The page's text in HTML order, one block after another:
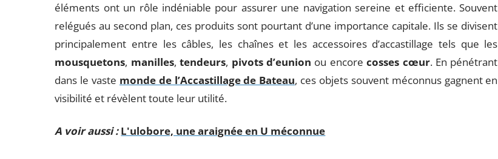
éléments ont un rôle indéniable pour assurer une navigation sereine et efficiente. Souvent
relégués au second plan, ces produits sont pourtant d’une importance capitale. Ils se divisent
principalement entre les câbles, les chaînes et les accessoires d’accastillage tels que les
mousquetons, manilles,tendeurs, pivots d’eunion ou encorecosses cœur. En pénétrant
dans le vaste monde de l’Accastillage de Bateau, ces objets souvent méconnus gagnent en
visibilité et révèlent toute leur utilité.
A voir aussi : L'ulobore, une araignée en U méconnue